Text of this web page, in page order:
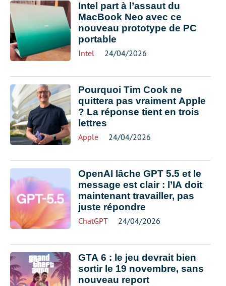
Intel part à l’assaut du
MacBook Neo avec ce
nouveau prototype de PC
portable
Intel 24/04/2026
Pourquoi Tim Cook ne
quittera pas vraiment Apple
? La réponse tient en trois
lettres
Apple 24/04/2026
OpenAI lâche GPT 5.5 et le
message est clair : l’IA doit
maintenant travailler, pas
juste répondre
ChatGPT 24/04/2026
GTA 6 : le jeu devrait bien
sortir le 19 novembre, sans
nouveau report